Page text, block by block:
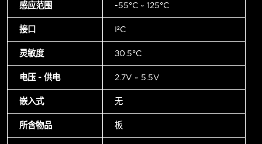
感应范围 -55°C ~ 125°C
接口 I²C
灵敏度 ±0.5°C
电压 - 供电 2.7V ~ 5.5V
嵌入式 无
所含物品 板